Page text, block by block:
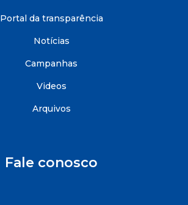
Portal da transparência
Notícias
Campanhas
Videos
Arquivos
Fale conosco